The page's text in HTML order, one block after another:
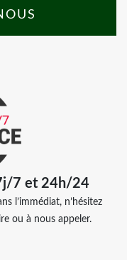
7 et 24h/24
l’immédiat, n’hésitez
ou à nous appeler.